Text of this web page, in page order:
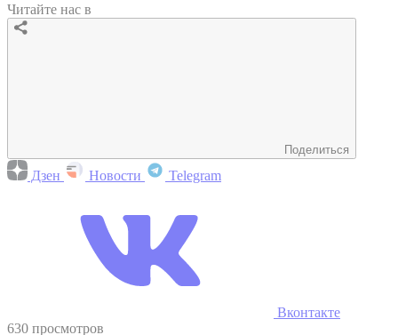
Читайте нас в
Поделиться
Дзен Новости Telegram
Вконтакте
630 просмотров